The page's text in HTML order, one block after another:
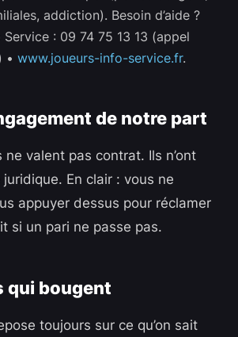
addiction). Besoin d’aide ?
: 09 74 75 13 13 (appel
•www.joueurs-info-service.fr.
de notre part
ne valent pas contrat. Ils n’ont
En clair : vous ne
appuyer dessus pour réclamer
si un pari ne passe pas.
qui bougent
toujours sur ce qu’on sait